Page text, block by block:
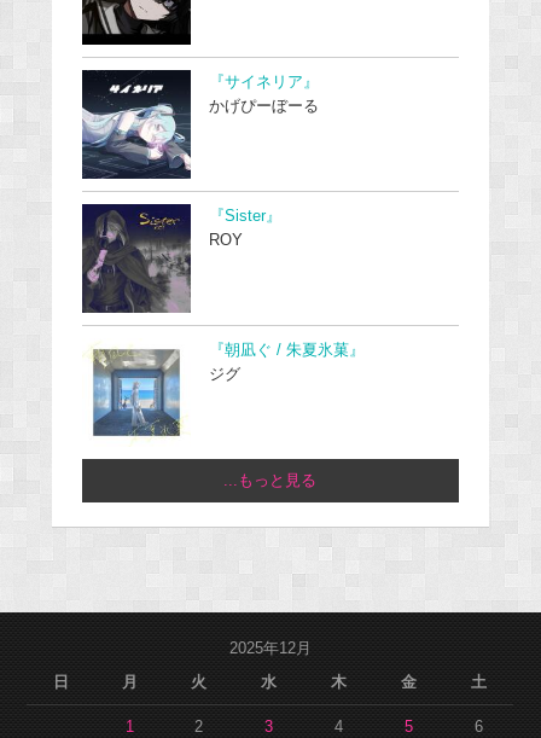
『サイネリア』
かげぴーぼーる
『Sister』
ROY
『朝凪ぐ / 朱夏氷菓』
ジグ
...もっと見る
2025年12月
日
月 火 水 木 金 土
1 2 3 4 5 6